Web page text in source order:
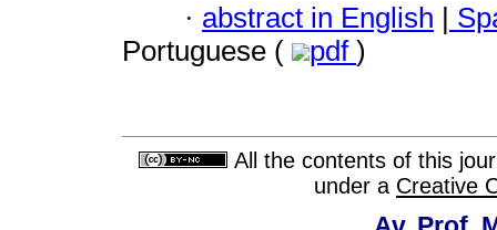
· abstract in English |
Portuguese (
pdf )
All the contents of this
under a Creative